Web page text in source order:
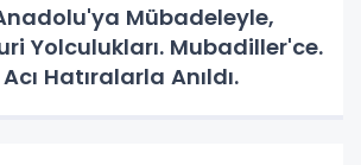
Mübadeleyle,
Yolculukları. Mubadiller'ce.
Hatıralarla Anıldı.